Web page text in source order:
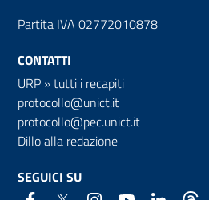
Partita IVA 02772010878
CONTATTI
URP »tutti i recapiti
protocollo@unict.it
protocollo@pec.unict.it
Dillo alla redazione
SEGUICI SU